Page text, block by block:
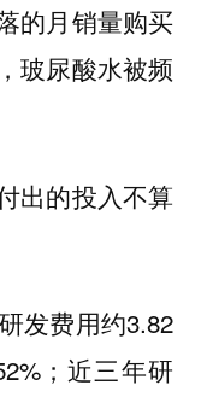
的月销量购买
玻尿酸水被频
出的投入不算
发费用约3.82
；近三年研